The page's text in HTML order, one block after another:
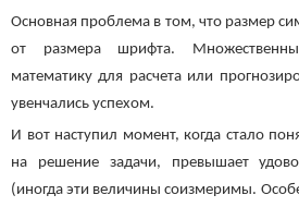
Основная проблема в том, что размер
от размера шрифта.
математику для расчета или
увенчались успехом.
И вот наступил момент, когда стало
на решение задачи, превышает
(иногда эти величины соизмеримы.